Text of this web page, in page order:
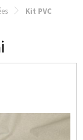
Kit PVC